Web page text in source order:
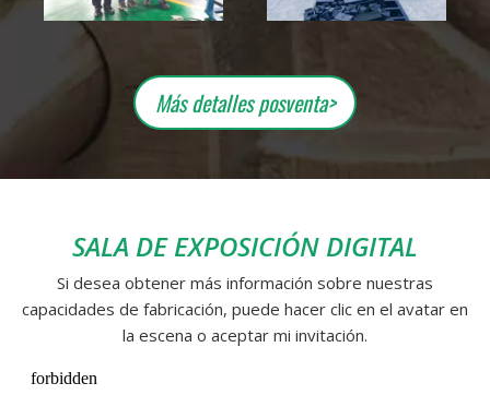
Más detalles posventa>
SALA DE EXPOSICIÓN DIGITAL
Si desea obtener más información sobre nuestras
capacidades de fabricación, puede hacer clic en el avatar en
la escena o aceptar mi invitación.